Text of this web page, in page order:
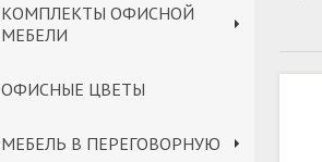
КОМПЛЕКТЫ ОФИСНОЙ
МЕБЕЛИ
ОФИСНЫЕ ЦВЕТЫ
МЕБЕЛЬ В ПЕРЕГОВОРНУЮ